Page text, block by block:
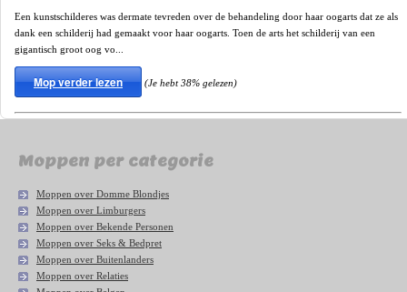
Een kunstschilderes was dermate tevreden over de behandeling door haar oogarts dat ze als
dank een schilderij had gemaakt voor haar oogarts. Toen de arts het schilderij van een
gigantisch groot oog vo...
Mop verder lezen (Je hebt 38% gelezen)
Moppen per categorie
Moppen over Domme Blondjes
Moppen over Limburgers
Moppen over Bekende Personen
Moppen over Seks & Bedpret
Moppen over Buitenlanders
Moppen over Relaties